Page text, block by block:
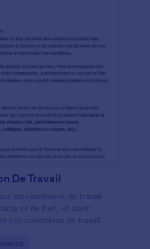
De Travail
les conditions de travail
et de l'art, et dont'
ces conditions de travail.